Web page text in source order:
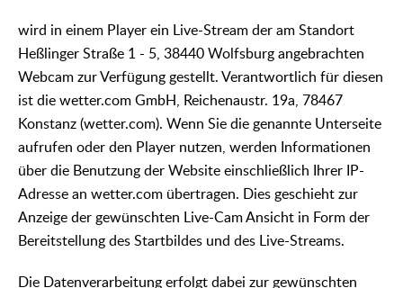
wird in einem Player ein Live-Stream der am Standort
Heßlinger Straße 1 - 5, 38440 Wolfsburg angebrachten
Webcam zur Verfügung gestellt. Verantwortlich für diesen
ist die wetter.com GmbH, Reichenaustr. 19a, 78467
Konstanz (wetter.com). Wenn Sie die genannte Unterseite
aufrufen oder den Player nutzen, werden Informationen
über die Benutzung der Website einschließlich Ihrer IP-
Adresse an wetter.com übertragen. Dies geschieht zur
Anzeige der gewünschten Live-Cam Ansicht in Form der
Bereitstellung des Startbildes und des Live-Streams.
Die Datenverarbeitung erfolgt dabei zur gewünschten